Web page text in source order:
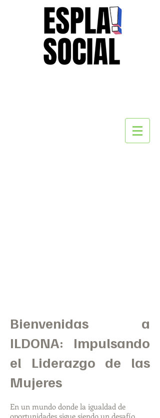
Bienvenidas a
ILDONA: Impulsando
el Liderazgo de las
Mujeres
En un mundo donde la igualdad de
oportunidades sigue siendo un desafío,